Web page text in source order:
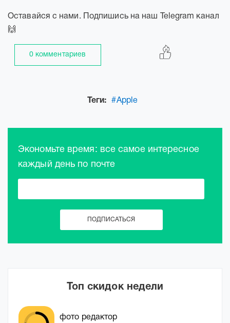
Оставайся с нами. Подпишись на наш Telegram канал
🙌
0 комментариев
Теги: #Apple
Экономьте время: все самое интересное
каждый день по почте
Топ скидок недели
фото редактор